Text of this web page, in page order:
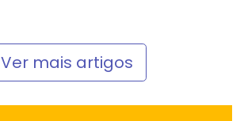
Ver mais artigos